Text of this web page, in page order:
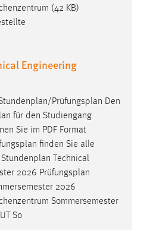
(42 KB)
Engineering
Prüfungsplan Den
für den Studiengang
Sie im PDF Format
finden Sie alle
Technical
2026 Prüfungsplan
2026
Sommersemester
So